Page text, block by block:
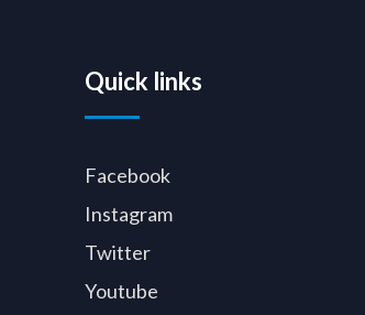
Quick links
Facebook
Instagram
Twitter
Youtube